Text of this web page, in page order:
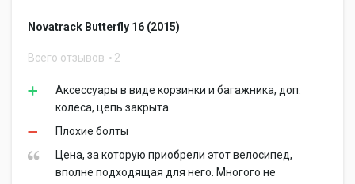
Novatrack Butterfly 16 (2015)
Всего отзывов 2
Аксессуары в виде корзинки и багажника, доп.
колёса, цепь закрыта
Плохие болты
Цена, за которую приобрели этот велосипед,
вполне подходящая для него. Многого не